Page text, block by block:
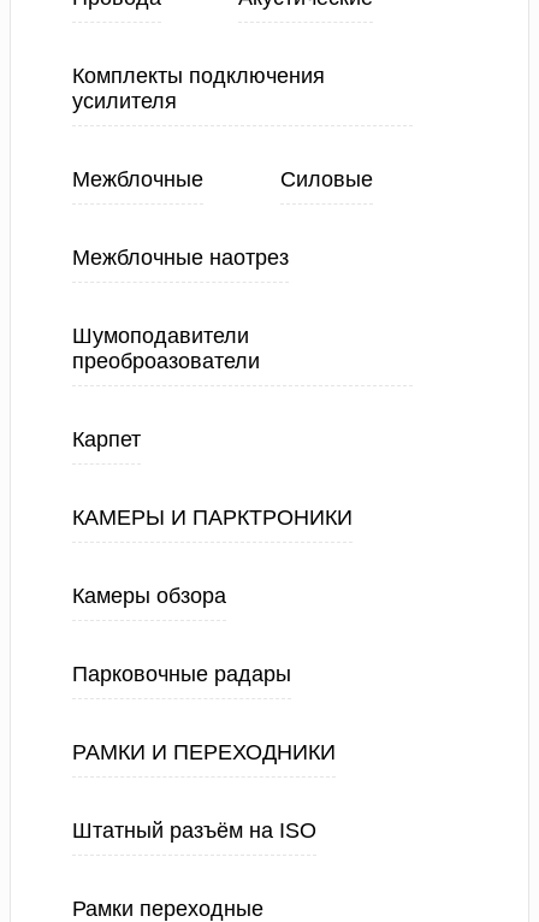
Комплекты подключения
усилителя
Межблочные Силовые
Межблочные наотрез
Шумоподавители
преоброазователи
Карпет
КАМЕРЫ И ПАРКТРОНИКИ
Камеры обзора
Парковочные радары
РАМКИ И ПЕРЕХОДНИКИ
Штатный разъём на ISO
Рамки переходные